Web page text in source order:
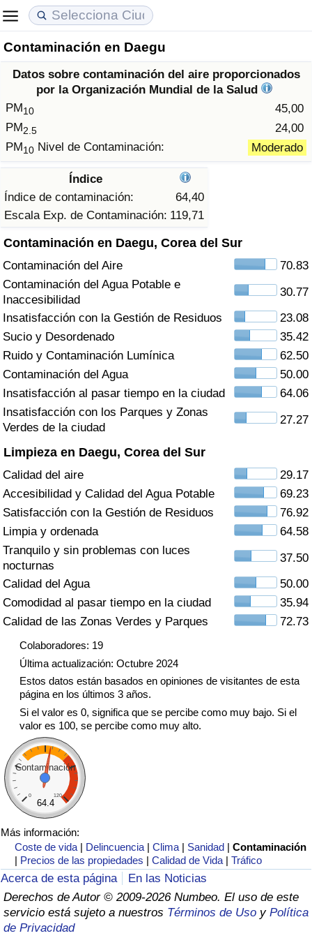
Contaminación en Daegu
Datos sobre contaminación del aire proporcionados
por la Organización Mundial de la Salud
PM10
45,00
PM2.5
24,00
PM10 Nivel de Contaminación: Moderado
Índice
Índice de contaminación:
64,40
Escala Exp. de Contaminación: 119,71
Contaminación en Daegu, Corea del Sur
Contaminación del Aire
70.83
Contaminación del Agua Potable e
Inaccesibilidad
30.77
Insatisfacción con la Gestión de Residuos
23.08
Sucio y Desordenado
35.42
Ruido y Contaminación Lumínica
62.50
Contaminación del Agua
50.00
Insatisfacción al pasar tiempo en la ciudad
64.06
Insatisfacción con los Parques y Zonas
Verdes de la ciudad
27.27
Limpieza en Daegu, Corea del Sur
Calidad del aire
29.17
Accesibilidad y Calidad del Agua Potable
69.23
Satisfacción con la Gestión de Residuos
76.92
Limpia y ordenada
64.58
Tranquilo y sin problemas con luces
nocturnas
37.50
Calidad del Agua
50.00
Comodidad al pasar tiempo en la ciudad
35.94
Calidad de las Zonas Verdes y Parques
72.73
Colaboradores: 19
Última actualización: Octubre 2024
Estos datos están basados en opiniones de visitantes de esta
página en los últimos 3 años.
Si el valor es 0, significa que se percibe como muy bajo. Si el
valor es 100, se percibe como muy alto.
Contaminación
0 120
64.4
Más información:
Coste de vida | Delincuencia |Clima | Sanidad |Contaminación
| Precios de las propiedades |Calidad de Vida |Tráfico
Acerca de esta página
En las Noticias
Derechos de Autor © 2009-2026 Numbeo. El uso de este
servicio está sujeto a nuestros Términos de Uso y Política
de Privacidad
Coste de vida
Índice de Costo de Vida (Actual)
Índice de Costo de Vida
en aqaba
Precios de las propiedades
Índice de Precios de Inmuebles (Actual)
Índice de Precios de Inmuebles
Calidad de Vida
Índice de Calidad de Vida
Índice de Calidad de Vida (Actual)
Delincuencia
Calificación del Índice de Criminalidad
(Actual)
Índice de Criminalidad
Índice de criminalidad por país
Sanidad
Índice de Sanidad (Actual)
Índice de Sanidad
Índice de Sanidad por País
Contaminación
Índice de Contaminación (Actual)
Índice de contaminación
Índice de Contaminación por País
Tráfico
Índice de Tráfico
Índice de Tráfico (Actual)
Índice de Tráfico por País